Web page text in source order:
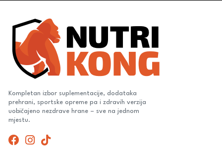
Kompletan izbor suplementacije, dodataka
prehrani, sportske opreme pa i zdravih verzija
uobičajeno nezdrave hrane – sve na jednom
mjestu.